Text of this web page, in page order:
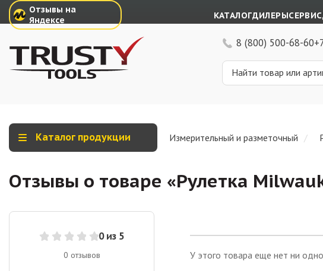
Отзывы на
Яндексе
КАТАЛОГДИЛЕРЫСЕРВИС
8 (800) 500-68-60
Каталог продукции Измерительный и разметочный
Отзывы о товаре «Рулетка
0 из 5
0 отзывов У этого товара еще нет ни